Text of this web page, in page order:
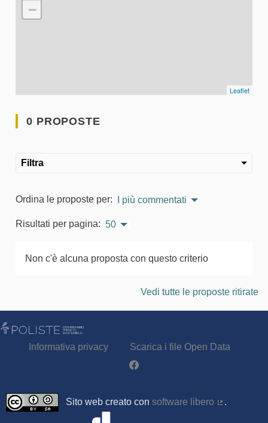
−
Leaflet
0 PROPOSTE
Filtra
Ordina le proposte per: I più commentati
Risultati per pagina: 50
Non c'è alcuna proposta con questo criterio
Vedi tutte le proposte ritirate
Informativa privacy
Scarica i file Open Data
Partecipa - Poliste su Facebook
Sito web creato con software libero
.